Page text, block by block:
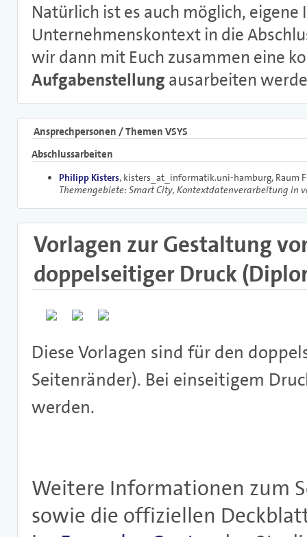
Natürlich ist es auch möglich,
Unternehmenskontext in die
wir dann mit Euch zusammen eine
Aufgabenstellung ausarbeiten
Ansprechpersonen / Themen VSYS
Abschlussarbeiten
Philipp Kisters, kisters_at_informatik.uni-hamburg, Raum
Themengebiete: Smart City, Kontextdatenverarbeitung in
Vorlagen zur Gestaltung
doppelseitiger Druck
Diese Vorlagen sind für den
Seitenränder). Bei einseitigem
werden.
Weitere Informationen zum
sowie die offiziellen